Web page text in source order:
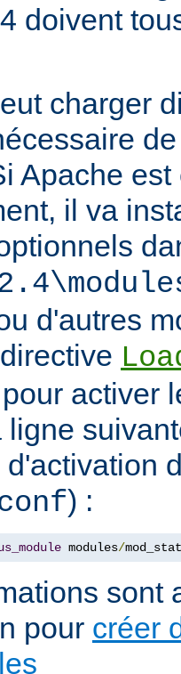
doivent
charger
Apache
il va
d'autres
activer
ligne
) :
modules/
sont
pour créer